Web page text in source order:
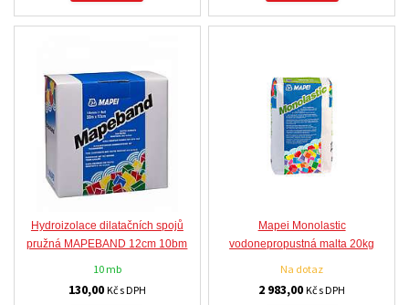
Hydroizolace dilatačních spojů
pružná MAPEBAND 12cm 10bm
10 mb
130,00 Kč s DPH
Mapei Monolastic
vodonepropustná malta 20kg
Na dotaz
2 983,00Kč s DPH